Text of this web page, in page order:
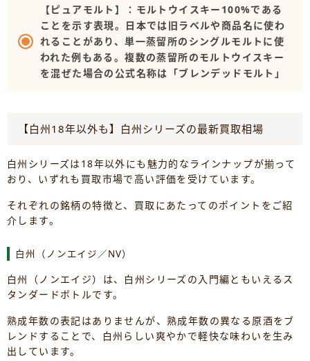
【ピュアモルト】：モルトウイスキー100%である
ことを示す表現。日本では旧ラベルや商品名に使わ
れることがあり、単一蒸留所のシングルモルトに使
われた例もある。複数の蒸留所のモルトウイスキー
を混ぜた場合の公式名称は「ブレンデッドモルト」
【白州18年以外も】白州シリーズの最新買取相場
白州シリーズは18年以外にも魅力的なラインナップが揃って
おり、いずれも買取市場で高い評価を受けています。
それぞれの銘柄の特徴と、買取にあたってのポイントをご紹
介します。
白州（ノンエイジ／NV）
白州（ノンエイジ）は、白州シリーズの入門編ともいえるス
タンダードボトルです。
熟成年数の表記はありませんが、熟成年数の異なる原酒をブ
レンドすることで、白州らしい爽やかで軽快な味わいを生み
出しています。